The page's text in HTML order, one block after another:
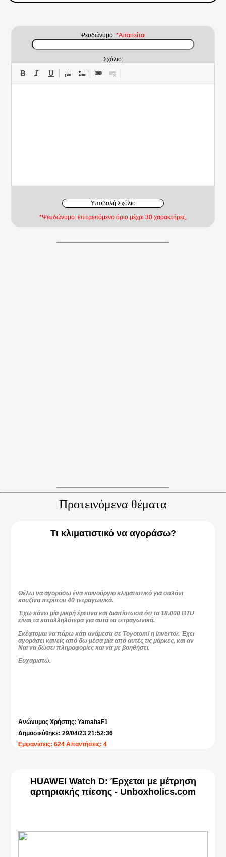
Ψευδώνυμο: *Απαιτείται
Σχόλιο:
Υποβολή Σχόλιο
*Ψευδώνυμο: επιτρεπόμενο όριο μέχρι 30 χαρακτήρες.
Προτεινόμενα θέματα
Τι κλιματιστικό να αγοράσω?
Θέλω να αγοράσω ένα καινούργιο κλιματιστικό για σαλόνι
κουζίνα περίπου 40 τετραγωνικά.
Έχω κάνει μία μικρή έρευνα και διαπίστωσα ότι τα 18.000 BTU
είναι τα καταλληλότερα για αυτά τα τετραγωνικά.
Σκέφτομαι να πάρω κάτι ανάμεσα σε Toyotomi η invertor. Έχει
αγοράσει κανείς από δω μέσα μία από αυτές τις μάρκες, και αν
Ναι να δώσει πληροφορίες και να με βοηθήσει.
Ευχαριστώ.
Ανώνυμος Χρήστης: YamahaF1
Δημοσιεύθηκε: 29/04/23 21:52:36
Εμφανίσεις: 624 Απαντήσεις: 4
HUAWEI Watch D: Έρχεται με μέτρηση
αρτηριακής πίεσης - Unboxholics.com